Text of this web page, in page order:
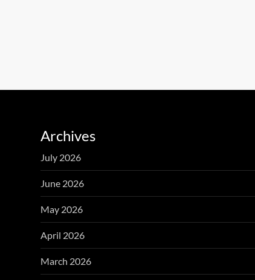
Archives
July 2026
June 2026
May 2026
April 2026
March 2026